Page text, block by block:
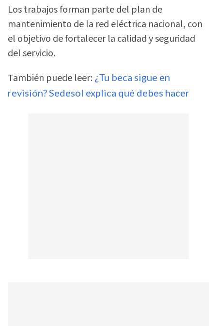
Los trabajos forman parte del plan de
mantenimiento de la red eléctrica nacional, con
el objetivo de fortalecer la calidad y seguridad
del servicio.
También puede leer: ¿Tu beca sigue en
revisión? Sedesol explica qué debes hacer